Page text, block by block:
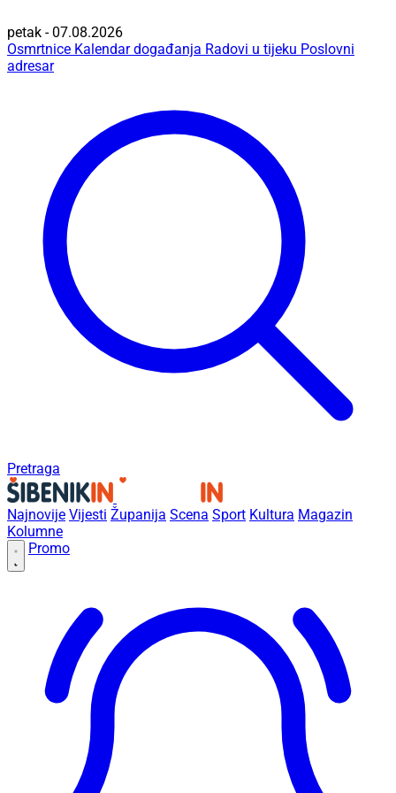
petak - 07.08.2026
Osmrtnice Kalendar događanja Radovi u tijeku Poslovni
adresar
Pretraga
Najnovije Vijesti Županija Scena Sport Kultura Magazin
Kolumne
Promo